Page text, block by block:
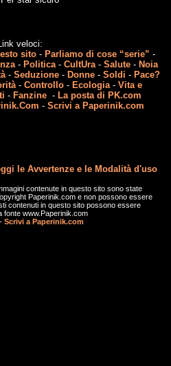
veloci:
sito- Parliamo di cose “serie” -
- Politica- CultUra - Salute- Noia
- Seduzione - Donne - Soldi - Pace?
- Controllo - Ecologia- Vita e
- Fanzine - La posta di PK.com
- Scrivi a Paperinik.com
le Avvertenze e le Modalità d'uso
contenute in questo sito sono state
Paperinik.com e non possono essere
contenuti in questo sito possono essere
fonte www.Paperinik.com
-Scrivi a Paperinik.com